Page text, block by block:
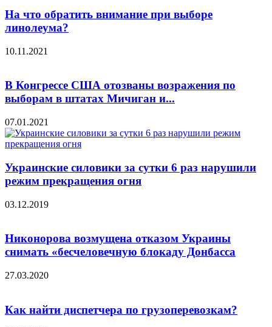
На что обратить внимание при выборе
линолеума?
10.11.2021
В Конгрессе США отозваны возражения по
выборам в штатах Мичиган и...
07.01.2021
Украинские силовики за сутки 6 раз нарушили
режим прекращения огня
03.12.2019
Никонорова возмущена отказом Украины
снимать «бесчеловечную блокаду Донбасса
27.03.2020
Как найти диспетчера по грузоперевозкам?